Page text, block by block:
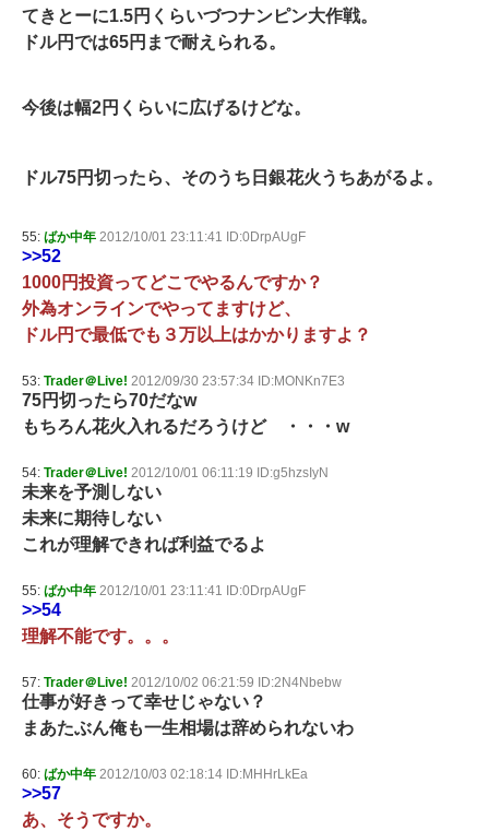
てきとーに1.5円くらいづつナンピン大作戦。
ドル円では65円まで耐えられる。
今後は幅2円くらいに広げるけどな。
ドル75円切ったら、そのうち日銀花火うちあがるよ。
55: ばか中年 2012/10/01 23:11:41 ID:0DrpAUgF
>>52
1000円投資ってどこでやるんですか？
外為オンラインでやってますけど、
ドル円で最低でも３万以上はかかりますよ？
53: Trader＠Live! 2012/09/30 23:57:34 ID:MONKn7E3
75円切ったら70だなw
もちろん花火入れるだろうけど ・・・w
54: Trader＠Live! 2012/10/01 06:11:19 ID:g5hzsIyN
未来を予測しない
未来に期待しない
これが理解できれば利益でるよ
55: ばか中年 2012/10/01 23:11:41 ID:0DrpAUgF
>>54
理解不能です。。。
57: Trader＠Live! 2012/10/02 06:21:59 ID:2N4Nbebw
仕事が好きって幸せじゃない？
まあたぶん俺も一生相場は辞められないわ
60: ばか中年 2012/10/03 02:18:14 ID:MHHrLkEa
>>57
あ、そうですか。